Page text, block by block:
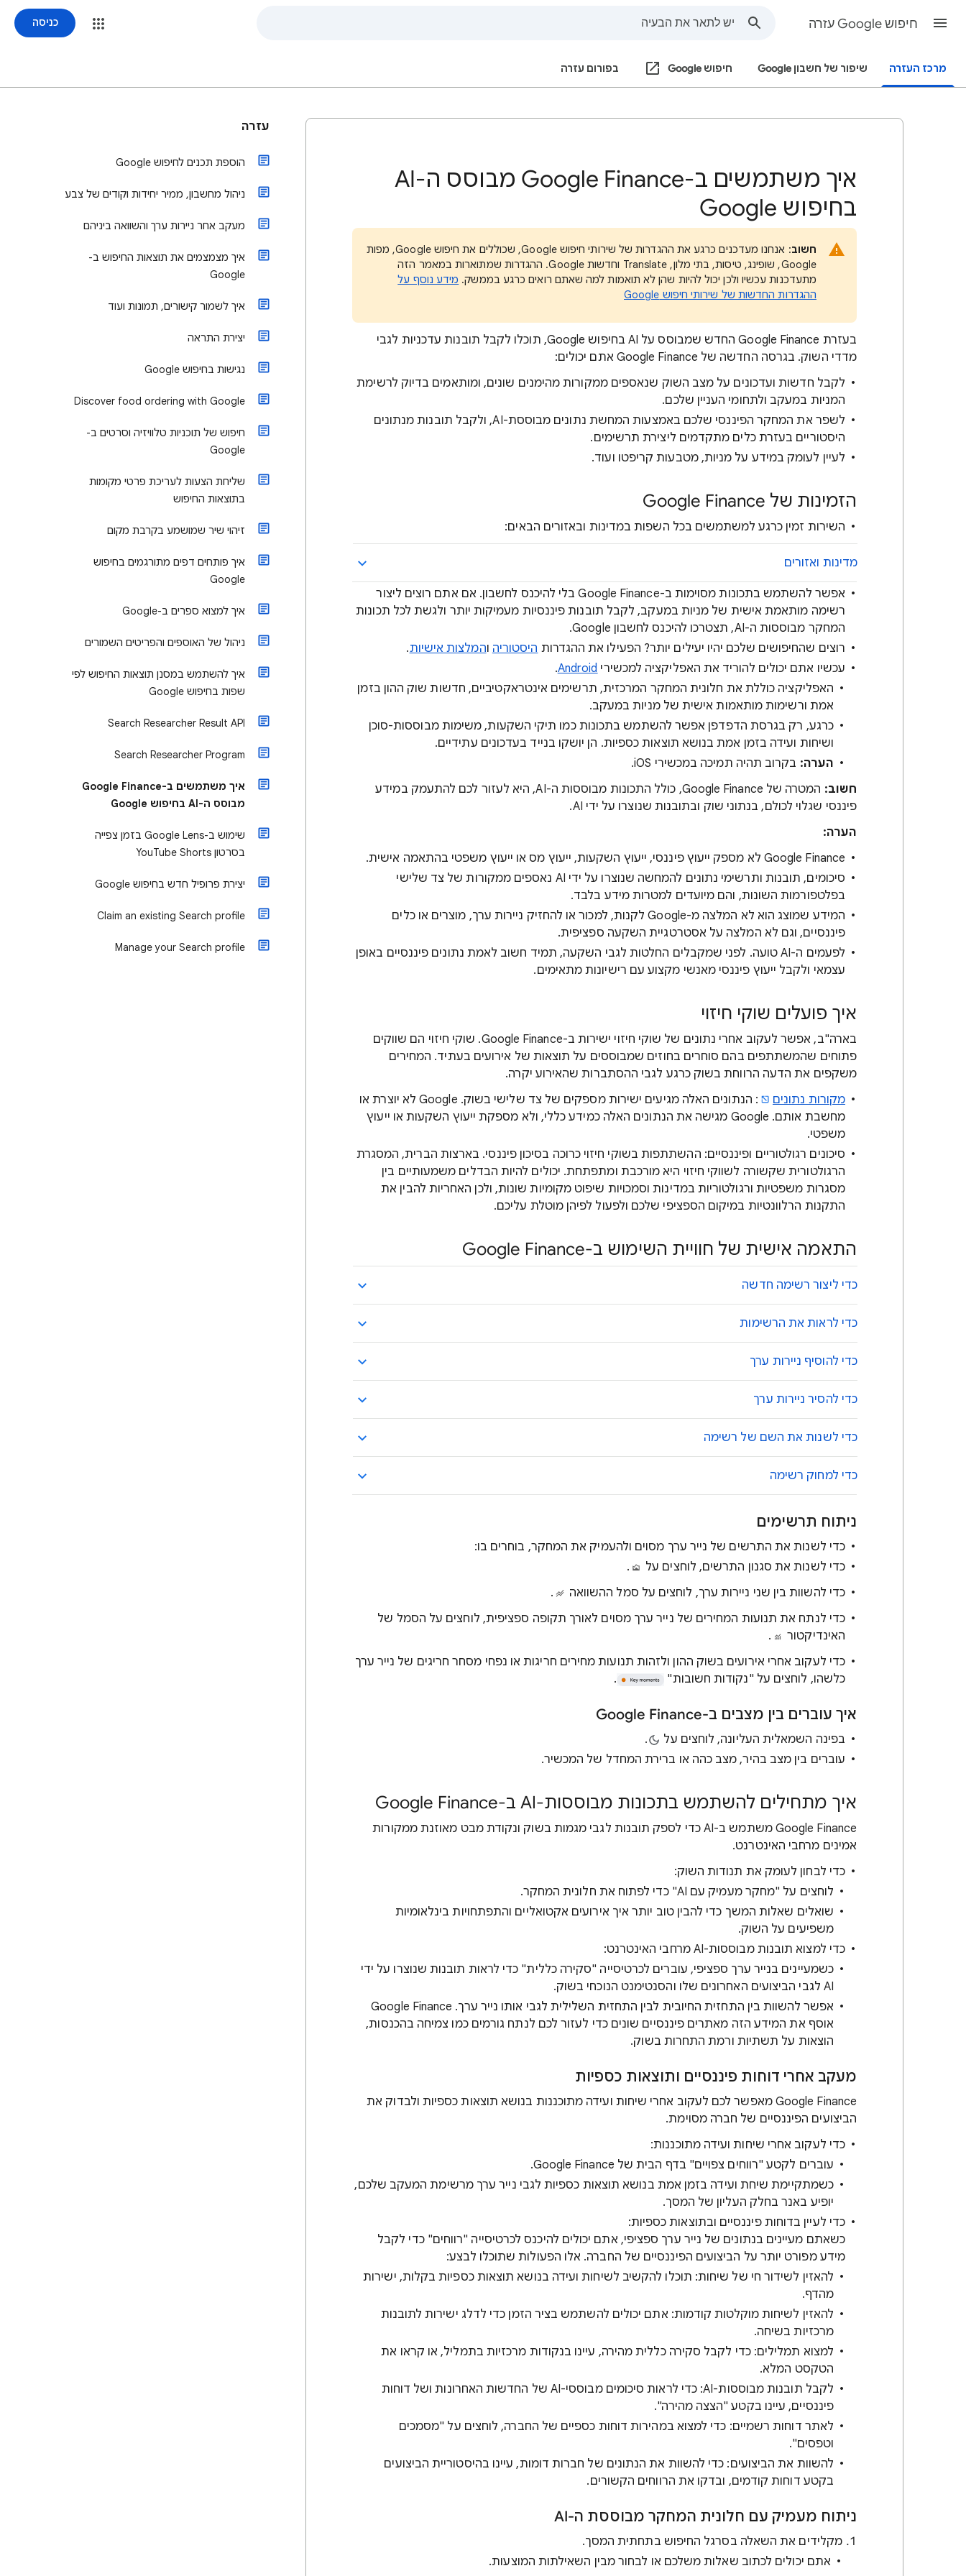
חיפוש Google עזרה כניסה
מרכז העזרה שיפור של חשבון Google חיפוש Google בפורום עזרה
איך משתמשים ב-Google Finance מבוסס ה-AI
בחיפוש Google
חשוב
: אנחנו מעדכנים כרגע את ההגדרות של שירותי חיפוש Google, שכוללים את חיפוש Google, מפות
Google, שופינג, טיסות, בתי מלון, Translate וחדשות Google. ההגדרות שמתוארות במאמר הזה
מתעדכנות עכשיו ולכן יכול להיות שהן לא תואמות למה שאתם רואים כרגע בממשק. מידע נוסף על
ההגדרות החדשות של שירותי חיפוש Google
בעזרת Google Finance החדש שמבוסס על AI בחיפוש Google, תוכלו לקבל תובנות עדכניות לגבי
מדדי השוק. בגרסה החדשה של Google Finance אתם יכולים:
לקבל חדשות ועדכונים על מצב השוק שנאספים ממקורות מהימנים שונים, ומותאמים בדיוק לרשימת
המניות במעקב ולתחומי העניין שלכם.
לשפר את המחקר הפיננסי שלכם באמצעות המחשת נתונים מבוססת-AI, ולקבל תובנות מנתונים
היסטוריים בעזרת כלים מתקדמים ליצירת תרשימים.
לעיין לעומק במידע על מניות, מטבעות קריפטו ועוד.
הזמינות של Google Finance
השירות זמין כרגע למשתמשים בכל השפות במדינות ובאזורים הבאים:
מדינות ואזורים
אפשר להשתמש בתכונות מסוימות ב-Google Finance בלי להיכנס לחשבון. אם אתם רוצים ליצור
רשימה מותאמת אישית של מניות במעקב, לקבל תובנות פיננסיות מעמיקות יותר ולגשת לכל תכונות
המחקר מבוססות ה-AI, תצטרכו להיכנס לחשבון Google.
רוצים שהחיפושים שלכם יהיו יעילים יותר? הפעילו את ההגדרות היסטוריה והמלצות אישיות.
עכשיו אתם יכולים להוריד את האפליקציה למכשירי Android
.
האפליקציה כוללת את חלונית המחקר המרכזית, תרשימים אינטראקטיביים, חדשות שוק ההון בזמן
אמת ורשימות מותאמות אישית של מניות במעקב.
כרגע, רק בגרסת הדפדפן אפשר להשתמש בתכונות כמו תיקי השקעות, משימות מבוססות-סוכן
ושיחות ועידה בזמן אמת בנושא תוצאות כספיות. הן יושקו בנייד בעדכונים עתידיים.
הערה: בקרוב תהיה תמיכה במכשירי iOS.
חשוב:
המטרה של Google Finance, כולל התכונות מבוססות ה-AI, היא לעזור לכם להתעמק במידע
פיננסי שגלוי לכולם, בנתוני שוק ובתובנות שנוצרו על ידי AI.
הערה:
‫Google Finance לא מספק ייעוץ פיננסי, ייעוץ השקעות, ייעוץ מס או ייעוץ משפטי בהתאמה אישית.
סיכומים, תובנות ותרשימי נתונים להמחשה שנוצרו על ידי AI נאספים ממקורות של צד שלישי
בפלטפורמות השונות, והם מיועדים למטרות מידע בלבד.
המידע שמוצג הוא לא המלצה מ-Google לקנות, למכור או להחזיק ניירות ערך, מוצרים או כלים
פיננסיים, וגם לא המלצה על אסטרטגיית השקעה ספציפית.
לפעמים ה-AI טועה. לפני שמקבלים החלטות לגבי השקעה, תמיד חשוב לאמת נתונים פיננסיים באופן
עצמאי ולקבל ייעוץ פיננסי מאנשי מקצוע עם רישיונות מתאימים.
איך פועלים שוקי חיזוי
בארה"ב, אפשר לעקוב אחרי נתונים של שוקי חיזוי ישירות ב-Google Finance. שוקי חיזוי הם שווקים
פתוחים שהמשתתפים בהם סוחרים בחוזים שמבוססים על תוצאות של אירועים בעתיד. המחירים
משקפים את הדעה הרווחת בשוק כרגע לגבי ההסתברות שהאירוע יקרה.
מקורות נתונים
: הנתונים האלה מגיעים ישירות מספקים של צד שלישי בשוק. Google לא יוצרת או
מחשבת אותם. ‫Google מגישה את הנתונים האלה כמידע כללי, ולא מספקת ייעוץ השקעות או ייעוץ
משפטי.
סיכונים רגולטוריים ופיננסיים: ההשתתפות בשוקי חיזוי כרוכה בסיכון פיננסי. בארצות הברית, המסגרת
הרגולטורית שקשורה לשווקי חיזוי היא מורכבת ומתפתחת. יכולים להיות הבדלים משמעותיים בין
מסגרות משפטיות ורגולטוריות במדינות וסמכויות שיפוט מקומיות שונות, ולכן האחריות להבין את
התקנות הרלוונטיות במיקום הספציפי שלכם ולפעול לפיהן מוטלת עליכם.
התאמה אישית של חוויית השימוש ב-Google Finance
כדי ליצור רשימה חדשה
כדי לראות את הרשימות
כדי להוסיף ניירות ערך
כדי להסיר ניירות ערך
כדי לשנות את השם של רשימה
כדי למחוק רשימה
ניתוח תרשימים
כדי לשנות את התרשים של נייר ערך מסוים ולהעמיק את המחקר, בוחרים בו:
כדי לשנות את סגנון התרשים, לוחצים על
.
כדי להשוות בין שני ניירות ערך, לוחצים על סמל ההשוואה
.
כדי לנתח את תנועות המחירים של נייר ערך מסוים לאורך תקופה ספציפית, לוחצים על הסמל של
האינדיקטור
.
כדי לעקוב אחרי אירועים בשוק ההון ולזהות תנועות מחירים חריגות או נפחי מסחר חריגים של נייר ערך
כלשהו, לוחצים על "נקודות חשובות"
.
איך עוברים בין מצבים ב-Google Finance
בפינה השמאלית העליונה, לוחצים על
.
עוברים בין מצב בהיר, מצב כהה או ברירת המחדל של המכשיר.
איך מתחילים להשתמש בתכונות מבוססות-AI ב-Google Finance
‫Google Finance משתמש ב-AI כדי לספק תובנות לגבי מגמות בשוק ונקודת מבט מאוזנת ממקורות
אמינים מרחבי האינטרנט.
כדי לבחון לעומק את תנודות השוק:
לוחצים על "מחקר מעמיק עם AI" כדי לפתוח את חלונית המחקר.
שואלים שאלות המשך כדי להבין טוב יותר איך אירועים אקטואליים והתפתחויות בינלאומיות
משפיעים על השוק.
כדי למצוא תובנות מבוססות-AI מרחבי האינטרנט:
כשמעיינים בנייר ערך ספציפי, עוברים לכרטיסייה "סקירה כללית" כדי לראות תובנות שנוצרו על ידי
AI לגבי הביצועים האחרונים שלו והסנטימנט הנוכחי בשוק.
אפשר להשוות בין התחזית החיובית לבין התחזית השלילית לגבי אותו נייר ערך. ‫Google Finance
אוסף את המידע הזה מאתרים פיננסיים שונים כדי לעזור לכם לנתח גורמים כמו צמיחה בהכנסות,
הוצאות על תשתיות ורמת התחרות בשוק.
מעקב אחרי דוחות פיננסיים ותוצאות כספיות
‫Google Finance מאפשר לכם לעקוב אחרי שיחות ועידה מתוכננות בנושא תוצאות כספיות ולבדוק את
הביצועים הפיננסיים של חברה מסוימת.
כדי לעקוב אחרי שיחות ועידה מתוכננות:
עוברים לקטע "רווחים צפויים" בדף הבית של Google Finance.
כשמתקיימת שיחת ועידה בזמן אמת בנושא תוצאות כספיות לגבי נייר ערך מרשימת המעקב שלכם,
יופיע באנר בחלק העליון של המסך.
כדי לעיין בדוחות פיננסיים ובתוצאות כספיות:
כשאתם מעיינים בנתונים של נייר ערך ספציפי, אתם יכולים להיכנס לכרטיסייה "רווחים" כדי לקבל
מידע מפורט יותר על הביצועים הפיננסיים של החברה. אלו הפעולות שתוכלו לבצע:
להאזין לשידור חי של שיחות: תוכלו להקשיב לשיחות ועידה בנושא תוצאות כספיות בקלות, ישירות
מהדף.
להאזין לשיחות מוקלטות קודמות: אתם יכולים להשתמש בציר הזמן כדי לדלג ישירות לתובנות
מרכזיות בשיחה.
למצוא תמלילים: כדי לקבל סקירה כללית מהירה, עיינו בנקודות מרכזיות בתמליל, או קראו את
הטקסט המלא.
לקבל תובנות מבוססות-AI: כדי לראות סיכומים מבוססי-AI של החדשות האחרונות ושל דוחות
פיננסיים, עיינו בקטע "הצצה מהירה".
לאתר דוחות רשמיים: כדי למצוא במהירות דוחות כספיים של החברה, לוחצים על "מסמכים
וטפסים".
להשוות את הביצועים: כדי להשוות את הנתונים של חברות דומות, עיינו בהיסטוריית הביצועים
בקטע דוחות קודמים, ובדקו את הרווחים הקשורים.
ניתוח מעמיק עם חלונית המחקר מבוססת ה-AI
מקלידים את השאלה בסרגל החיפוש בתחתית המסך.
אתם יכולים לכתוב שאלות משלכם או לבחור מבין השאילתות המוצעות.
עזרה
הוספת תכנים לחיפוש Google
ניהול מחשבון, ממיר יחידות וקודים של צבע
מעקב אחר ניירות ערך והשוואה ביניהם
איך מצמצמים את תוצאות החיפוש ב-
Google
איך לשמור קישורים, תמונות ועוד
יצירת התראה
נגישות בחיפוש Google
Discover food ordering with Google
חיפוש של תוכניות טלוויזיה וסרטים ב-
Google
שליחת הצעות לעריכת פרטי מקומות
בתוצאות החיפוש
זיהוי שיר שמושמע בקרבת מקום
איך פותחים דפים מתורגמים בחיפוש
Google
איך למצוא ספרים ב-Google
ניהול של האוספים והפריטים השמורים
איך להשתמש במסנן תוצאות החיפוש לפי
שפות בחיפוש Google
Search Researcher Result API
Search Researcher Program
איך משתמשים ב-Google Finance
מבוסס ה-AI בחיפוש Google
שימוש ב-Google Lens בזמן צפייה
בסרטון YouTube Shorts
יצירת פרופיל חדש בחיפוש Google
Claim an existing Search profile
Manage your Search profile